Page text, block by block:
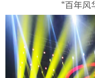
“百年风